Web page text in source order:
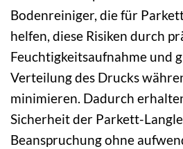
Bodenreiniger, die für
helfen, diese Risiken durch
Feuchtigkeitsaufnahme und
Verteilung des Drucks
minimieren. Dadurch
Sicherheit der Parkett-
Beanspruchung ohne